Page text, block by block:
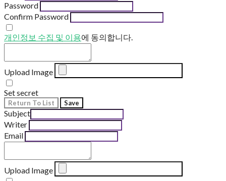
Password
Confirm Password
개인정보 수집 및 이용에 동의합니다.
Upload Image
Set secret
Return To List Save
Subject
Writer
Email
Upload Image